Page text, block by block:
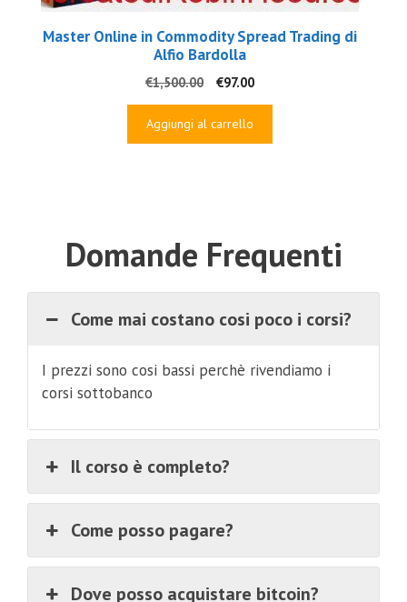
Master Online in Commodity Spread Trading di
Alfio Bardolla
€1,500.00
Il
prezzo
originale
€97.00Il
prezzo
Aggiungi al carrello
Domande Frequenti
Come mai costano cosi poco i corsi?
I prezzi sono cosi bassi perchè rivendiamo i
corsi sottobanco
Il corso è completo?
Come posso pagare?
Dove posso acquistare bitcoin?